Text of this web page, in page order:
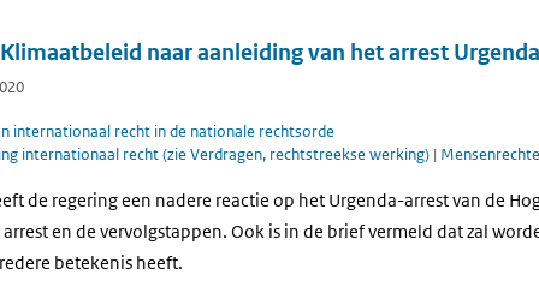
naar aanleiding van het arrest Urgenda
internationaal recht in de nationale rechtsorde
internationaal recht (zie Verdragen, rechtstreekse werking) |
de regering een nadere reactie op het Urgenda-arrest van de
en de vervolgstappen. Ook is in de brief vermeld dat zal
betekenis heeft.